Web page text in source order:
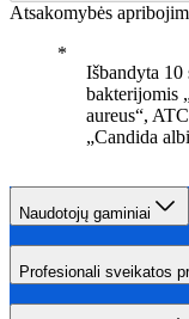
Atsakomybės
Išbandyta 10
bakterijomis
aureus“,
„Candida
Naudotojų gaminiai
Profesionali sveikatos